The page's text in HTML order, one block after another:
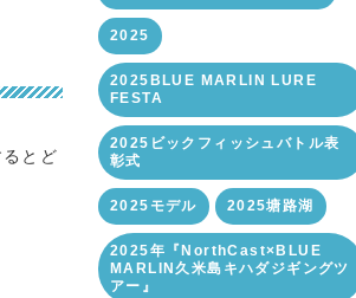
とど
2025
2025BLUE MARLIN LURE
FESTA
2025ビックフィッシュバトル表
彰式
2025モデル 2025塘路湖
2025年『NorthCast×BLUE
MARLIN久米島キハダジギングツ
アー』